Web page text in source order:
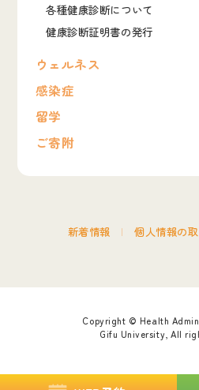
各種健康診断について
健康診断証明書の発行
ウェルネス
感染症
留学
ご寄附
新着情報 個人情報の
Copyright © Health
Gifu University, All